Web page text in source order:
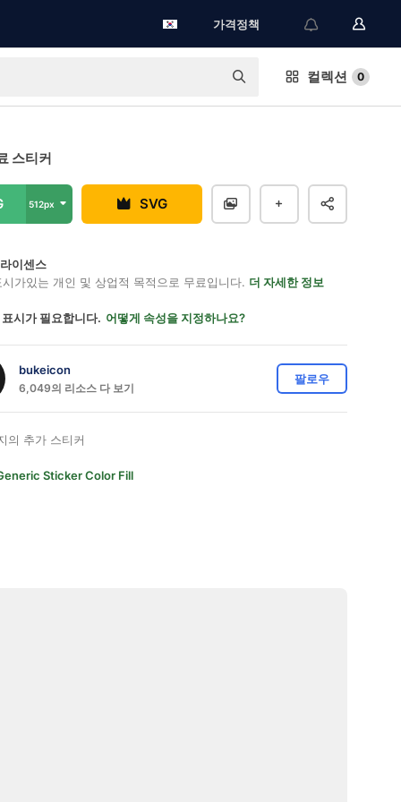
가격정책
컬렉션 0
스티커
512px SVG
이센스
가있는 개인 및 상업적 목적으로 무료입니다. 더 자세한 정보
시가 필요합니다. 어떻게 속성을 지정하나요?
bukeicon
6,049의 리소스 다 보기
팔로우
의 추가 스티커
Sticker Color Fill